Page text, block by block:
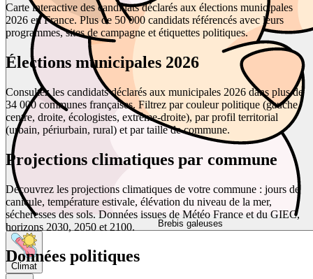
Brebis galeuses
Climat
Carte interactive des candidats déclarés aux élections municipales
2026 en France. Plus de 50 000 candidats référencés avec leurs
programmes, sites de campagne et étiquettes politiques.
Élections municipales 2026
Consultez les candidats déclarés aux municipales 2026 dans plus de
34 000 communes françaises. Filtrez par couleur politique (gauche,
centre, droite, écologistes, extrême-droite), par profil territorial
(urbain, périurbain, rural) et par taille de commune.
Projections climatiques par commune
Découvrez les projections climatiques de votre commune : jours de
canicule, température estivale, élévation du niveau de la mer,
sécheresses des sols. Données issues de Météo France et du GIEC,
horizons 2030, 2050 et 2100.
Données politiques